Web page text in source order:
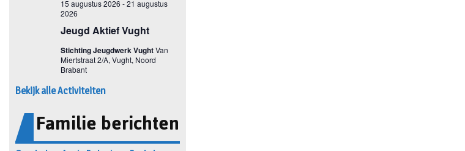
Bekijk alle Activiteiten
Familie berichten